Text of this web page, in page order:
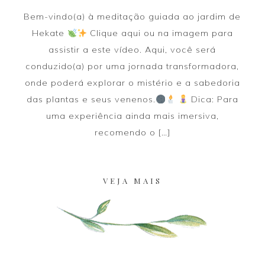
Bem-vindo(a) à meditação guiada ao jardim de
Hekate
Clique aqui ou na imagem para
assistir a este vídeo. Aqui, você será
conduzido(a) por uma jornada transformadora,
onde poderá explorar o mistério e a sabedoria
das plantas e seus venenos.
Dica: Para
uma experiência ainda mais imersiva,
recomendo o […]
VEJA MAIS